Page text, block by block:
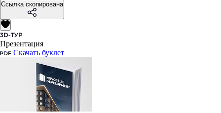
Ссылка скопирована
Презентация
Скачать буклет